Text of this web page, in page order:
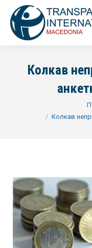
Колкав
Колкав